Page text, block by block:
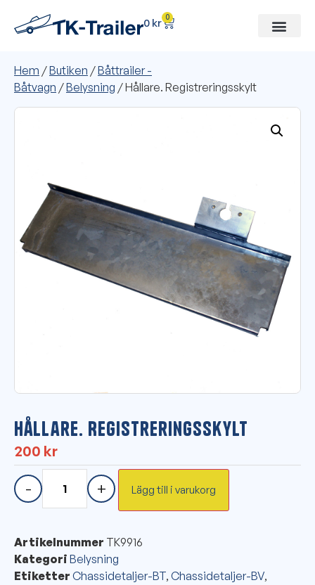
0 kr 0
Hem /Butiken /Båttrailer -
Båtvagn /Belysning / Hållare. Registreringsskylt
Hållare. Registreringsskylt
200 kr
- + Lägg till i varukorg
Artikelnummer TK9916
Kategori Belysning
Etiketter Chassidetaljer-BT, Chassidetaljer-BV,